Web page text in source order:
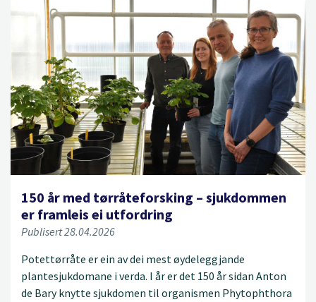
150 år med tørråteforsking – sjukdommen
er framleis ei utfordring
Publisert 28.04.2026
Potettørråte er ein av dei mest øydeleggjande
plantesjukdomane i verda. I år er det 150 år sidan Anton
de Bary knytte sjukdomen til organismen Phytophthora